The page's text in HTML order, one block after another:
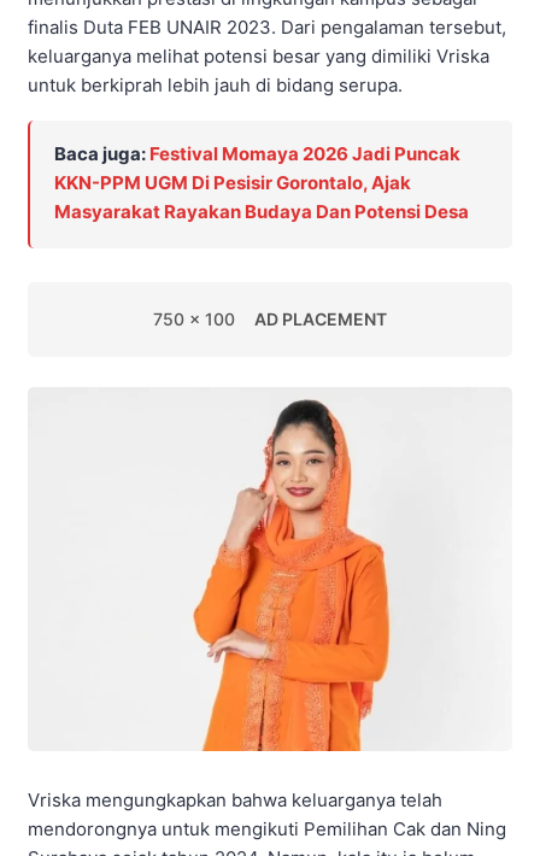
finalis Duta FEB UNAIR 2023. Dari pengalaman tersebut,
keluarganya melihat potensi besar yang dimiliki Vriska
untuk berkiprah lebih jauh di bidang serupa.
Baca juga: Festival Momaya 2026 Jadi Puncak
KKN-PPM UGM Di Pesisir Gorontalo, Ajak
Masyarakat Rayakan Budaya Dan Potensi Desa
750 x 100 AD PLACEMENT
Vriska mengungkapkan bahwa keluarganya telah
mendorongnya untuk mengikuti Pemilihan Cak dan Ning